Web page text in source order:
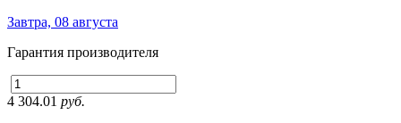
Завтра, 08 августа
Гарантия производителя
4 304.01 руб.